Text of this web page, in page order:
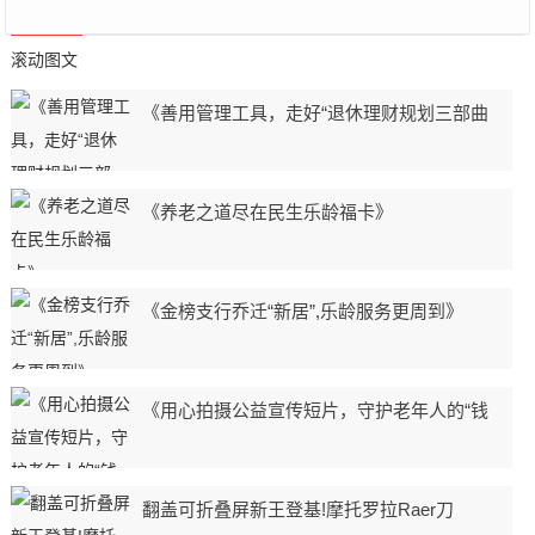
滚动图文
《善用管理工具，走好“退休理财规划三部曲
《养老之道尽在民生乐龄福卡》
《金榜支行乔迁“新居”,乐龄服务更周到》
《用心拍摄公益宣传短片，守护老年人的“钱
翻盖可折叠屏新王登基!摩托罗拉Raer刀